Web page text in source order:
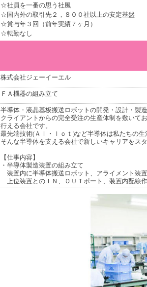
☆社員を一番の思う社風
☆国内外の取引先２，８００社以上の安定基盤
☆賞与年３回（前年実績７ヶ月）
☆転勤なし
株式会社ジェーイーエル
ＦＡ機器の組み立て
半導体・液晶基板搬送ロボットの開発・設計・製
クライアントからの完全受注の生産体制を敷いて
行える会社です。
最先端技術(ＡＩ・Ｉｏｔ)など半導体は私たちの生
そんな半導体を支える会社で新しいキャリアをス
【仕事内容】
・半導体製造装置の組み立て
装置内に半導体搬送ロボット、アライメント装置
上位装置とのＩＮ、ＯＵＴポート、装置内配線作